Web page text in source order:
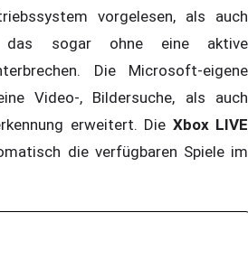
vorgelesen, als auch
sogar ohne eine aktive
Die Microsoft-eigene
Video-, Bildersuche, als auch
erweitert. Die Xbox LIVE
die verfügbaren Spiele im